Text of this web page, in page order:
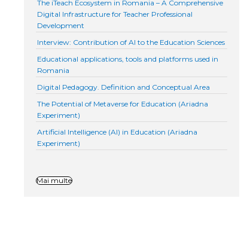
The iTeach Ecosystem in Romania – A Comprehensive
Digital Infrastructure for Teacher Professional
Development
Interview: Contribution of AI to the Education Sciences
Educational applications, tools and platforms used in
Romania
Digital Pedagogy. Definition and Conceptual Area
The Potential of Metaverse for Education (Ariadna
Experiment)
Artificial Intelligence (AI) in Education (Ariadna
Experiment)
Mai multe